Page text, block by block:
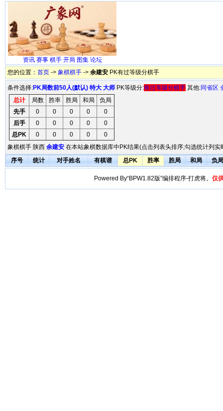
资讯 赛事 棋手 开局 图集 论坛
您的位置： 首页 -> 象棋棋手 -> 余建安 PK有过等级分棋手
条件选择:PK局数前50人(默认) 特大 大师 PK等级分:有过等级分棋手 其他:同省区
总计
局数 胜率 胜局 和局
负局
先手
0 0 0 0
0
后手
0 0 0 0
0
总PK
0 0 0 0
0
象棋棋手 陕西 余建安 在本站象棋数据库中PK结果(点击列表头排序;勾选统计列
序号
统计 对手姓名 有棋谱 总PK 胜率 胜局 和局 负局
Powered By“BPW1.82版”编排程序-打虎将。 仅